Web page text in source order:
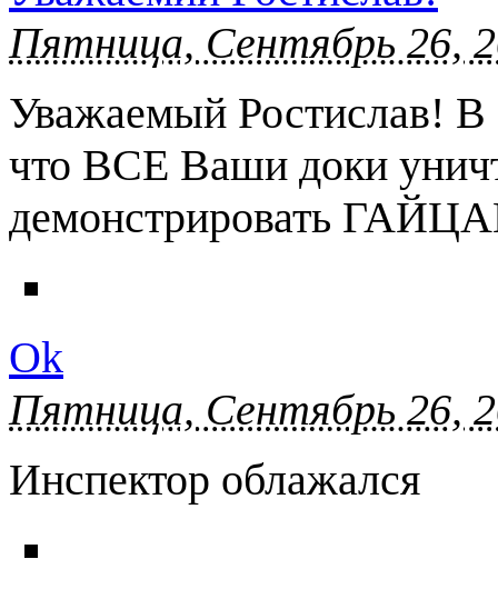
Пятница, Сентябрь 26,
Уважаемый Ростислав!
что ВСЕ Ваши доки
демонстрировать
Ok
Пятница, Сентябрь 26,
Инспектор облажался